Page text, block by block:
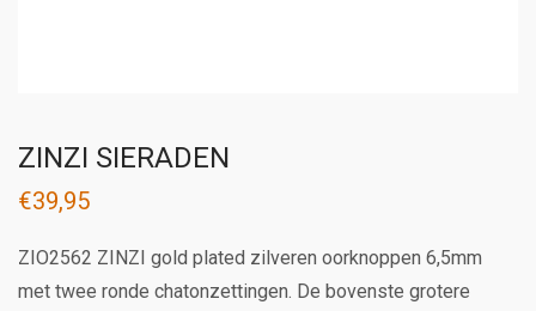
ZINZI SIERADEN
€39,95
ZIO2562 ZINZI gold plated zilveren oorknoppen 6,5mm
met twee ronde chatonzettingen. De bovenste grotere